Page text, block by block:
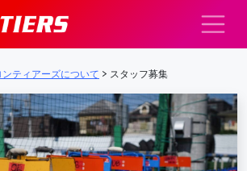
ション
ンティアーズについて > スタッフ募集